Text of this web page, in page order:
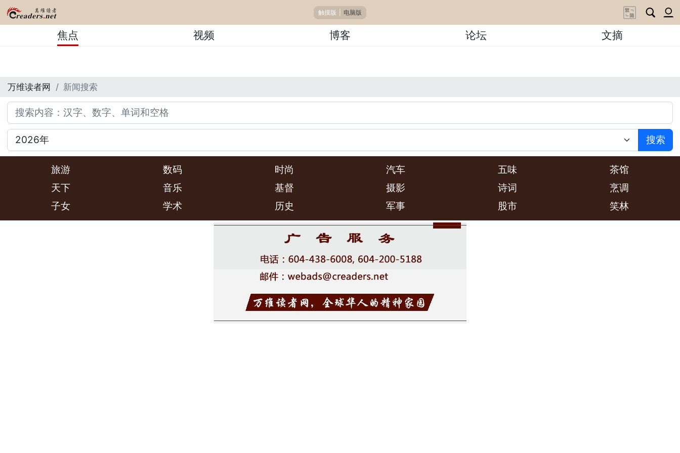
触摸版 电脑版
焦点 视频 博客 论坛 文摘
万维读者网 新闻搜索
搜索
旅游 数码 时尚 汽车 五味
茶馆
天下
音乐 基督 摄影 诗词
烹调
子女
学术 历史 军事 股市 笑林